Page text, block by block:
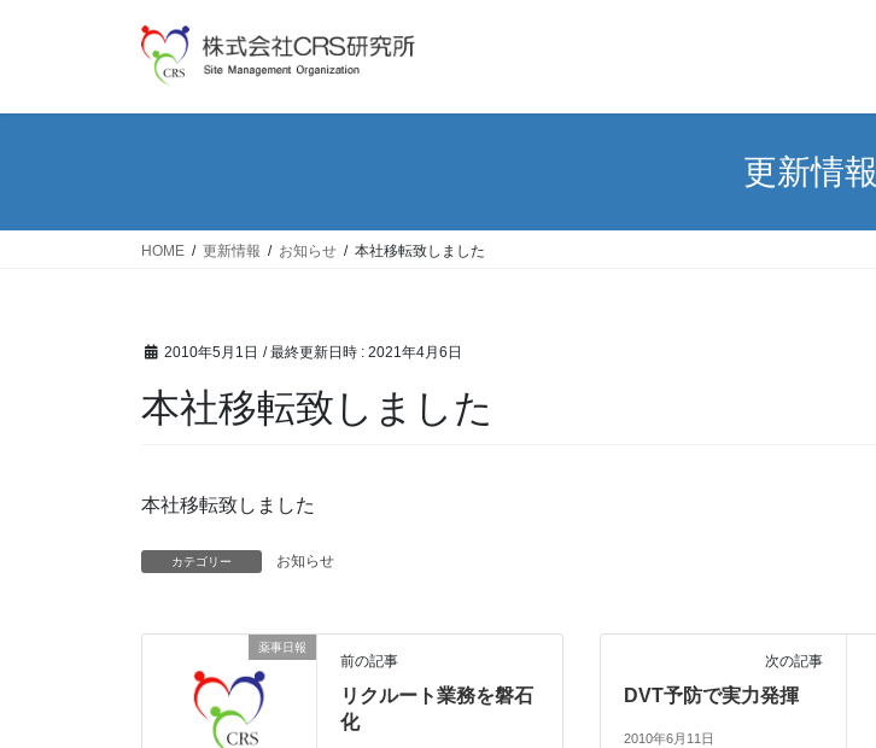
更新情報
HOME 更新情報 お知らせ 本社移転致しました
2010年5月1日 / 最終更新日時 : 2021年4月6日
本社移転致しました
本社移転致しました
カテゴリー お知らせ
薬事日報
前の記事
リクルート業務を磐石
化
次の記事
DVT予防で実力発揮
2010年6月11日